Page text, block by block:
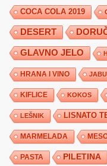
COCA COLA 2019
DESERT
GLAVNO JELO
HRANA I VINO
KIFLICE KOKOS
LEŠNIK LISNATO
MARMELADA
PASTA PILETINA